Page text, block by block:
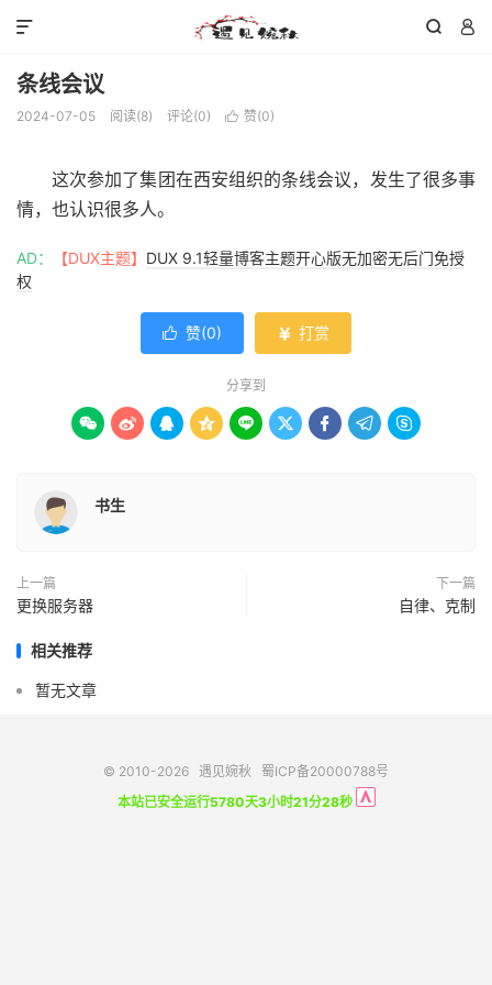
 

条线会议
2024-07-05 阅读(8) 评论(0)  赞(0)
这次参加了集团在西安组织的条线会议，发生了很多事
情，也认识很多人。
AD： 【DUX主题】 DUX 9.1轻量博客主题开心版无加密无后门免授
权
 赞(0)  打赏
分享到
        
书生
上一篇
更换服务器
下一篇
自律、克制
相关推荐
暂无文章
© 2010-2026 遇见婉秋
蜀ICP备20000788号
本站已安全运行5780天3小时21分28秒